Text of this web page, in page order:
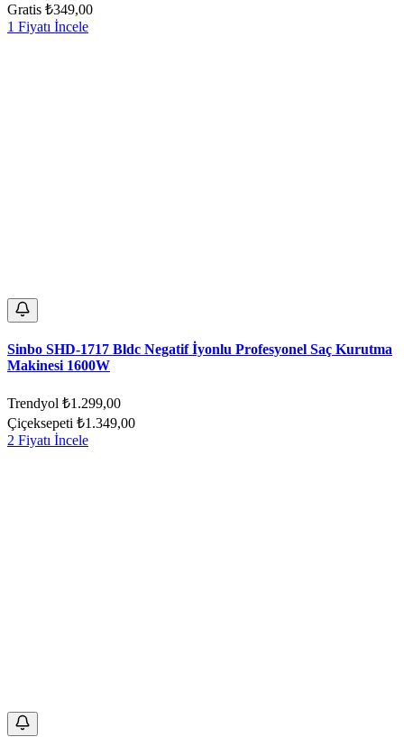
Gratis ₺349,00
1 Fiyatı İncele
Sinbo SHD-1717 Bldc Negatif İyonlu Profesyonel Saç Kurutma
Makinesi 1600W
Trendyol ₺1.299,00
Çiçeksepeti ₺1.349,00
2 Fiyatı İncele